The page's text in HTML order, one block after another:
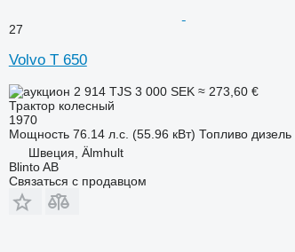
27
Volvo T 650
2 914 TJS 3 000 SEK ≈ 273,60 €
Трактор колесный
1970
Мощность 76.14 л.с. (55.96 кВт) Топливо дизель
Швеция, Älmhult
Blinto AB
Связаться с продавцом